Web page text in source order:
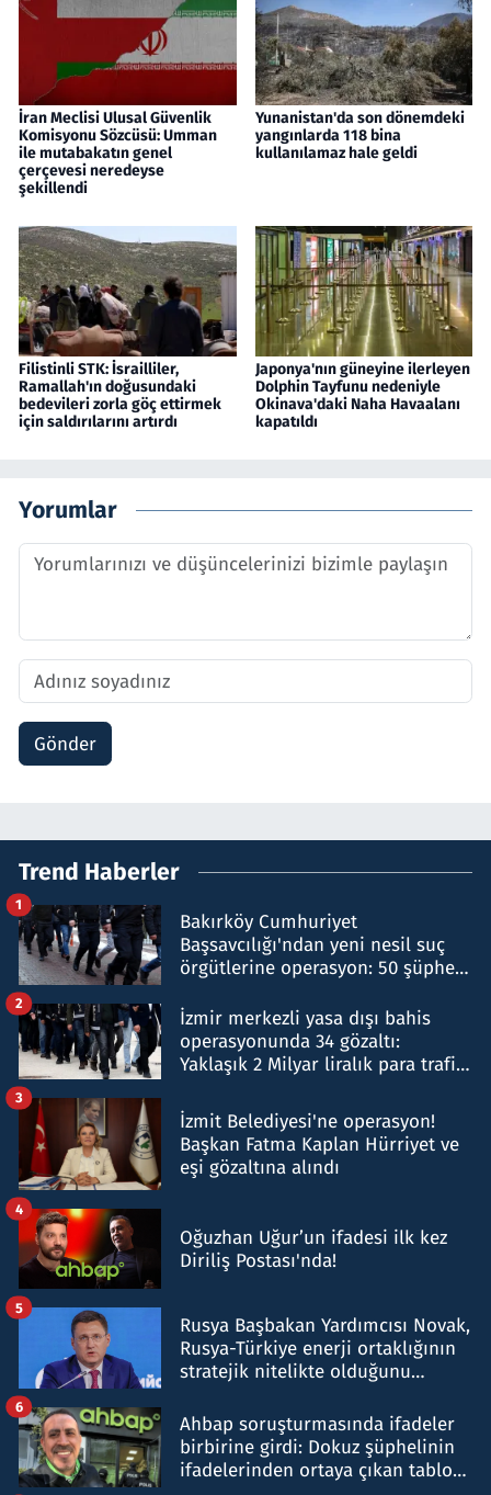
İran Meclisi Ulusal Güvenlik
Komisyonu Sözcüsü: Umman
ile mutabakatın genel
çerçevesi neredeyse
şekillendi
Yunanistan'da son dönemdeki
yangınlarda 118 bina
kullanılamaz hale geldi
Filistinli STK: İsrailliler,
Ramallah'ın doğusundaki
bedevileri zorla göç ettirmek
için saldırılarını artırdı
Japonya'nın güneyine ilerleyen
Dolphin Tayfunu nedeniyle
Okinava'daki Naha Havaalanı
kapatıldı
Yorumlar
Gönder
Trend Haberler
Bakırköy Cumhuriyet
Başsavcılığı'ndan yeni nesil suç
örgütlerine operasyon: 50 şüpheli
1
İzmir merkezli yasa dışı bahis
operasyonunda 34 gözaltı:
Yaklaşık 2 Milyar liralık para trafiği
2
İzmit Belediyesi'ne operasyon!
Başkan Fatma Kaplan Hürriyet ve
eşi gözaltına alındı
3
Oğuzhan Uğur’un ifadesi ilk kez
Diriliş Postası'nda!
4
Rusya Başbakan Yardımcısı Novak,
Rusya-Türkiye enerji ortaklığının
stratejik nitelikte olduğunu
5
Ahbap soruşturmasında ifadeler
birbirine girdi: Dokuz şüphelinin
ifadelerinden ortaya çıkan tablo
6